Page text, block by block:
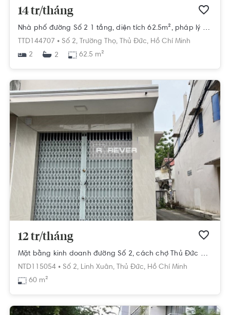
14 tr/tháng
Nhà phố đường Số 2 1 tầng, diện tích 62.5m², pháp lý Sổ hồng
TTD144707 • Số 2, Trường Thọ, Thủ Đức, Hồ Chí Minh
2
2 62.5 m²
12 tr/tháng
Mặt bằng kinh doanh đường Số 2, cách chợ Thủ Đức chỉ 3 phút đi bộ.
NTD115054 • Số 2, Linh Xuân, Thủ Đức, Hồ Chí Minh
60 m²